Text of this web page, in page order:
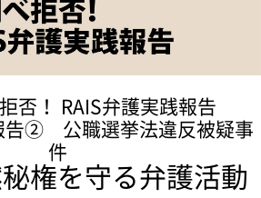
否！ RAIS弁護実践報告
② 公職選挙法違反被疑事
件
権を守る弁護活動